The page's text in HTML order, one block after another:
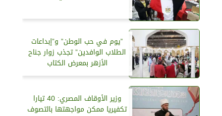
”يوم في حب الوطن” و”إبداعات
الطلاب الوافدين” تجذب زوار جناح
الأزهر بمعرض الكتاب
وزير الأوقاف المصري: 40 تيارا
تكفيريا ممكن مواجهتها بالتصوف